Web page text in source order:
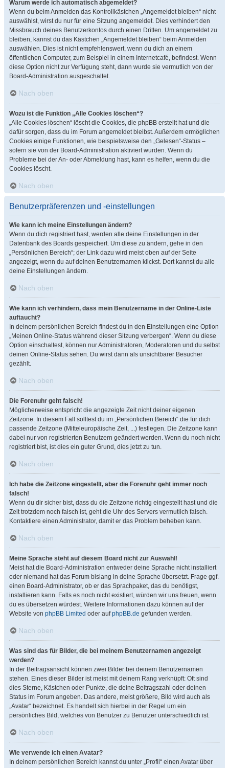
Warum werde ich automatisch abgemeldet?
Wenn du beim Anmelden das Kontrollkästchen „Angemeldet bleiben“ nicht
auswählst, wirst du nur für eine Sitzung angemeldet. Dies verhindert den
Missbrauch deines Benutzerkontos durch einen Dritten. Um angemeldet zu
bleiben, kannst du das Kästchen „Angemeldet bleiben“ beim Anmelden
auswählen. Dies ist nicht empfehlenswert, wenn du dich an einem
öffentlichen Computer, zum Beispiel in einem Internetcafé, befindest. Wenn
diese Option nicht zur Verfügung steht, dann wurde sie vermutlich von der
Board-Administration ausgeschaltet.
Nach oben
Wozu ist die Funktion „Alle Cookies löschen“?
„Alle Cookies löschen“ löscht die Cookies, die phpBB erstellt hat und die
dafür sorgen, dass du im Forum angemeldet bleibst. Außerdem ermöglichen
Cookies einige Funktionen, wie beispielsweise den „Gelesen“-Status –
sofern sie von der Board-Administration aktiviert wurden. Wenn du
Probleme bei der An- oder Abmeldung hast, kann es helfen, wenn du die
Cookies löscht.
Nach oben
Benutzerpräferenzen und -einstellungen
Wie kann ich meine Einstellungen ändern?
Wenn du dich registriert hast, werden alle deine Einstellungen in der
Datenbank des Boards gespeichert. Um diese zu ändern, gehe in den
„Persönlichen Bereich“; der Link dazu wird meist oben auf der Seite
angezeigt, wenn du auf deinen Benutzernamen klickst. Dort kannst du alle
deine Einstellungen ändern.
Nach oben
Wie kann ich verhindern, dass mein Benutzername in der Online-Liste
auftaucht?
In deinem persönlichen Bereich findest du in den Einstellungen eine Option
„Meinen Online-Status während dieser Sitzung verbergen“. Wenn du diese
Option einschaltest, können nur Administratoren, Moderatoren und du selbst
deinen Online-Status sehen. Du wirst dann als unsichtbarer Besucher
gezählt.
Nach oben
Die Forenuhr geht falsch!
Möglicherweise entspricht die angezeigte Zeit nicht deiner eigenen
Zeitzone. In diesem Fall solltest du im „Persönlichen Bereich“ die für dich
passende Zeitzone (Mitteleuropäische Zeit, ...) festlegen. Die Zeitzone kann
dabei nur von registrierten Benutzern geändert werden. Wenn du noch nicht
registriert bist, ist dies ein guter Grund, dies jetzt zu tun.
Nach oben
Ich habe die Zeitzone eingestellt, aber die Forenuhr geht immer noch
falsch!
Wenn du dir sicher bist, dass du die Zeitzone richtig eingestellt hast und die
Zeit trotzdem noch falsch ist, geht die Uhr des Servers vermutlich falsch.
Kontaktiere einen Administrator, damit er das Problem beheben kann.
Nach oben
Meine Sprache steht auf diesem Board nicht zur Auswahl!
Meist hat die Board-Administration entweder deine Sprache nicht installiert
oder niemand hat das Forum bislang in deine Sprache übersetzt. Frage ggf.
einen Board-Administrator, ob er das Sprachpaket, das du benötigst,
installieren kann. Falls es noch nicht existiert, würden wir uns freuen, wenn
du es übersetzen würdest. Weitere Informationen dazu können auf der
Website von phpBB Limited oder aufphpBB.de gefunden werden.
Nach oben
Was sind das für Bilder, die bei meinem Benutzernamen angezeigt
werden?
In der Beitragsansicht können zwei Bilder bei deinem Benutzernamen
stehen. Eines dieser Bilder ist meist mit deinem Rang verknüpft: Oft sind
dies Sterne, Kästchen oder Punkte, die deine Beitragszahl oder deinen
Status im Forum angeben. Das andere, meist größere, Bild wird auch als
„Avatar“ bezeichnet. Es handelt sich hierbei in der Regel um ein
persönliches Bild, welches von Benutzer zu Benutzer unterschiedlich ist.
Nach oben
Wie verwende ich einen Avatar?
In deinem persönlichen Bereich kannst du unter „Profil“ einen Avatar über